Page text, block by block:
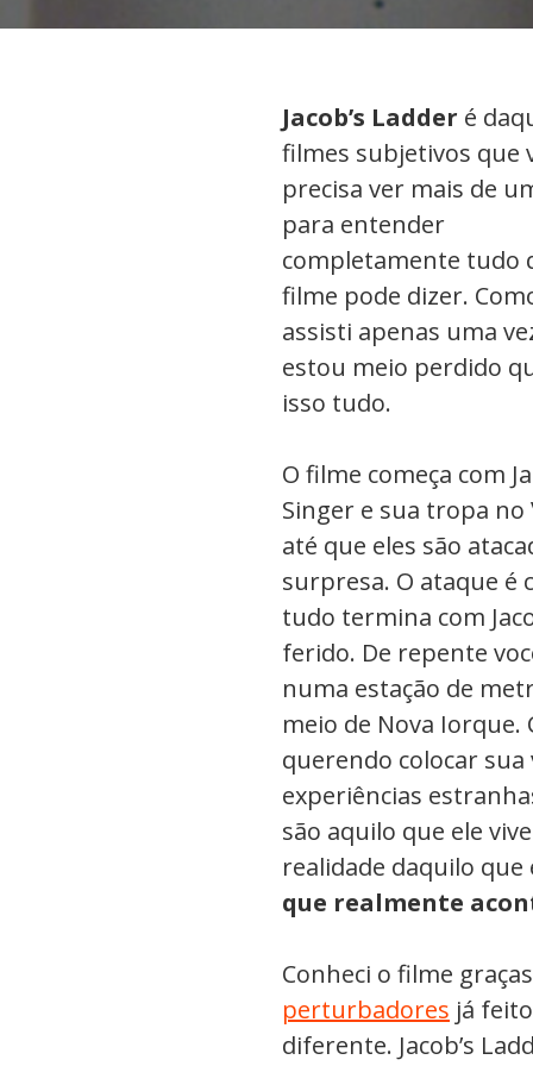
Jacob’s Ladder é
filmes subjetivos que
precisa ver mais de
para entender
completamente tudo
filme pode dizer.
assisti apenas uma
estou meio perdido
isso tudo.
O filme começa com
Singer e sua tropa no
até que eles são
surpresa. O ataque é
tudo termina com
ferido. De repente
numa estação de
meio de Nova Iorque.
querendo colocar sua
experiências
são aquilo que ele
realidade daquilo
que realmente
Conheci o filme
perturbadores já
diferente. Jacob’s